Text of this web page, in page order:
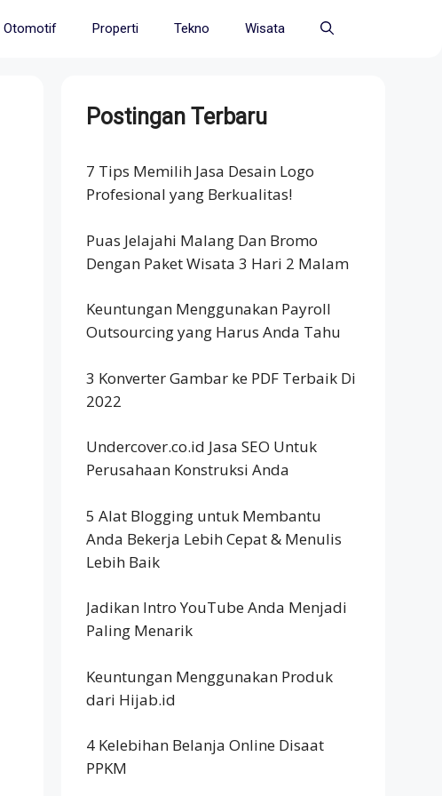
Otomotif Properti Tekno Wisata
Postingan Terbaru
7 Tips Memilih Jasa Desain Logo
Profesional yang Berkualitas!
Puas Jelajahi Malang Dan Bromo
Dengan Paket Wisata 3 Hari 2 Malam
Keuntungan Menggunakan Payroll
Outsourcing yang Harus Anda Tahu
3 Konverter Gambar ke PDF Terbaik Di
2022
Undercover.co.id Jasa SEO Untuk
Perusahaan Konstruksi Anda
5 Alat Blogging untuk Membantu
Anda Bekerja Lebih Cepat & Menulis
Lebih Baik
Jadikan Intro YouTube Anda Menjadi
Paling Menarik
Keuntungan Menggunakan Produk
dari Hijab.id
4 Kelebihan Belanja Online Disaat
PPKM